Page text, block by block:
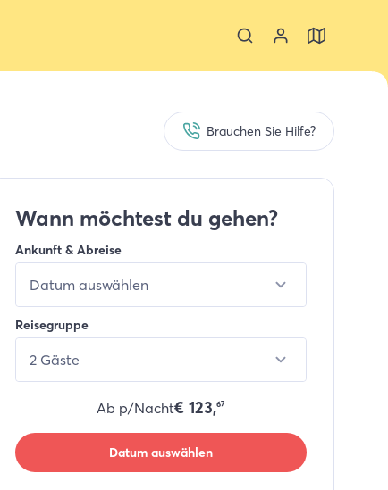
Brauchen Sie Hilfe?
Wann möchtest du gehen?
Ankunft & Abreise
Datum auswählen
Reisegruppe
2 Gäste
Ab p/Nacht€123,67
Datum auswählen